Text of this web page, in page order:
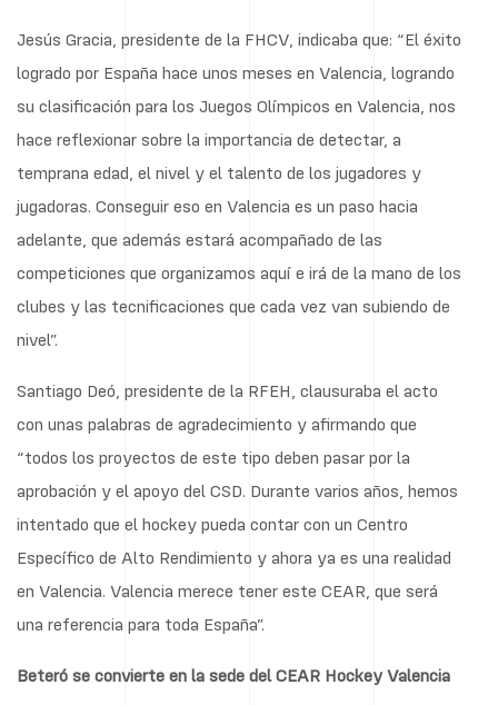
Jesús Gracia, presidente de la FHCV, indicaba que: “El éxito
logrado por España hace unos meses en Valencia, logrando
su clasificación para los Juegos Olímpicos en Valencia, nos
hace reflexionar sobre la importancia de detectar, a
temprana edad, el nivel y el talento de los jugadores y
jugadoras. Conseguir eso en Valencia es un paso hacia
adelante, que además estará acompañado de las
competiciones que organizamos aquí e irá de la mano de los
clubes y las tecnificaciones que cada vez van subiendo de
nivel”.
Santiago Deó, presidente de la RFEH, clausuraba el acto
con unas palabras de agradecimiento y afirmando que
“todos los proyectos de este tipo deben pasar por la
aprobación y el apoyo del CSD. Durante varios años, hemos
intentado que el hockey pueda contar con un Centro
Específico de Alto Rendimiento y ahora ya es una realidad
en Valencia. Valencia merece tener este CEAR, que será
una referencia para toda España”.
Beteró se convierte en la sede del CEAR Hockey Valencia